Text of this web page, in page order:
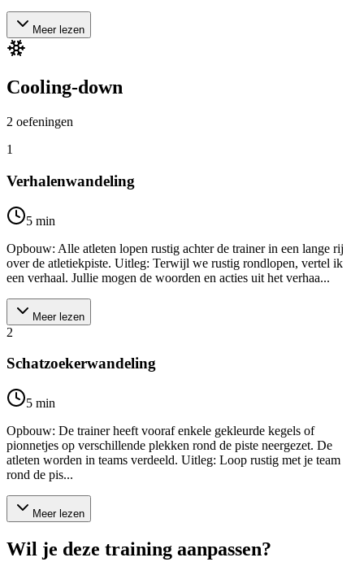
Meer lezen
Cooling-down
2 oefeningen
1
Verhalenwandeling
5 min
Opbouw: Alle atleten lopen rustig achter de trainer in een lange rij
over de atletiekpiste. Uitleg: Terwijl we rustig rondlopen, vertel ik
een verhaal. Jullie mogen de woorden en acties uit het verhaa...
Meer lezen
2
Schatzoekerwandeling
5 min
Opbouw: De trainer heeft vooraf enkele gekleurde kegels of
pionnetjes op verschillende plekken rond de piste neergezet. De
atleten worden in teams verdeeld. Uitleg: Loop rustig met je team
rond de pis...
Meer lezen
Wil je deze training aanpassen?